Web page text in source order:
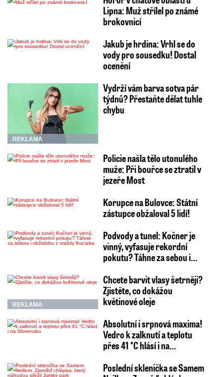
Lipna: Muž střílel po známé
brokovnicí
Jakub je hrdina: Vrhl se do
vody pro sousedku! Dostal
ocenění
REKLAMA
Vydrží vám barva sotva pár
týdnů? Přestaňte dělat tuhle
chybu
Policie našla tělo utonulého
muže: Při bouřce se ztratil v
jezeře Most
Korupce na Bulovce: Státní
zástupce obžaloval 5 lidí!
Podvody a tunel: Kočner je
vinný, vyfasuje rekordní
pokutu? Táhne za sebou i…
REKLAMA
Chcete barvit vlasy šetrněji?
Zjistěte, co dokážou
květinové oleje
Absolutní i srpnová maxima!
Vedro k zalknutí a teplotu
přes 41 °C hlásí i na…
Poslední sklenička se Samem